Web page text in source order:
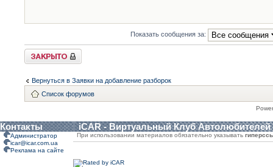
Показать сообщения за:
Закрыто
Вернуться в Заявки на добавление разборок
Список форумов
Контакты iCAR - Виртуальный Клуб Автолюбителей
Администратор
icar@icar.com.ua
Реклама на сайте
При использовании материалов обязательно указывать